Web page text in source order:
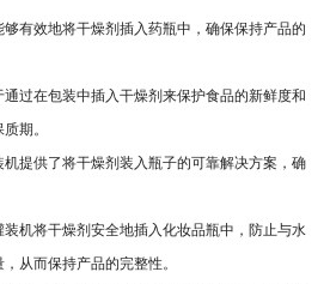
有效地将干燥剂插入药瓶中，确保保持产品的
过在包装中插入干燥剂来保护食品的新鲜度和
期。
提供了将干燥剂装入瓶子的可靠解决方案，确
机将干燥剂安全地插入化妆品瓶中，防止与水
从而保持产品的完整性。